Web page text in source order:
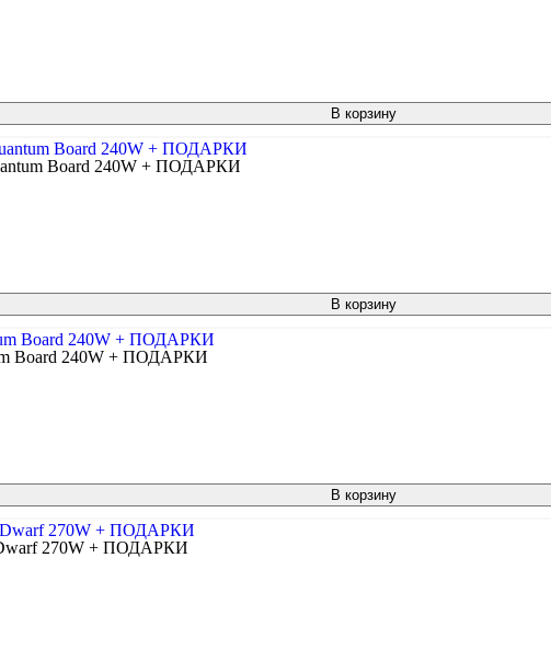
В корзину
Board 240W + ПОДАРКИ
В корзину
Board 240W + ПОДАРКИ
В корзину
Dwarf 270W + ПОДАРКИ